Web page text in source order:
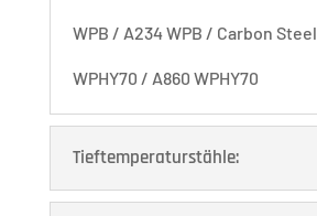
WPB / A234 WPB / Carbon Steel
WPHY70 / A860 WPHY70
Tieftemperaturstähle: